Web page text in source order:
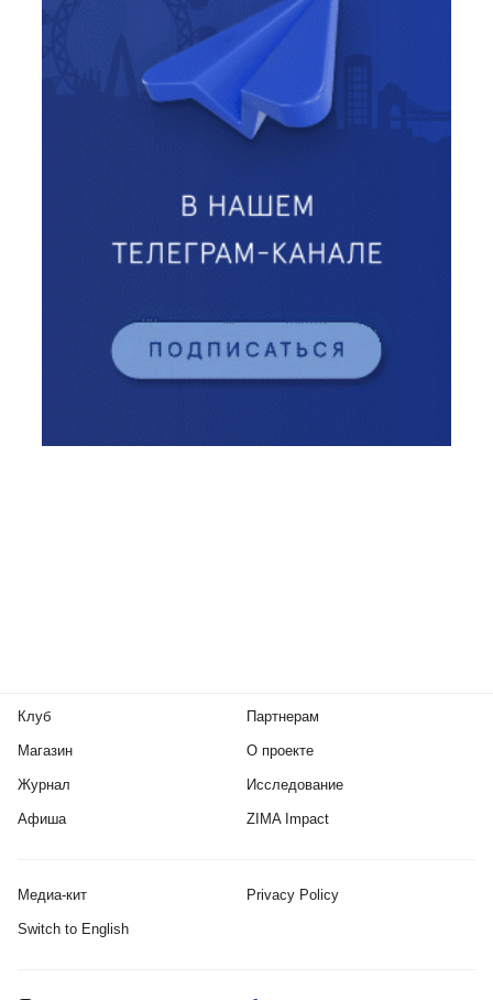
Клуб
Магазин
Журнал
Афиша
Партнерам
О проекте
Исследование
ZIMA Impact
Медиа-кит Privacy Policy
Switch to English